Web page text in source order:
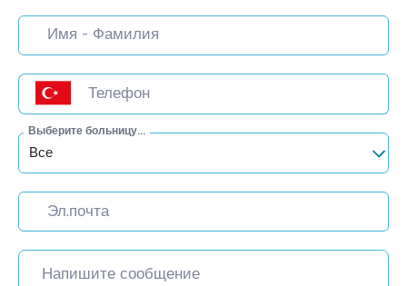
Выберите больницу...
Все